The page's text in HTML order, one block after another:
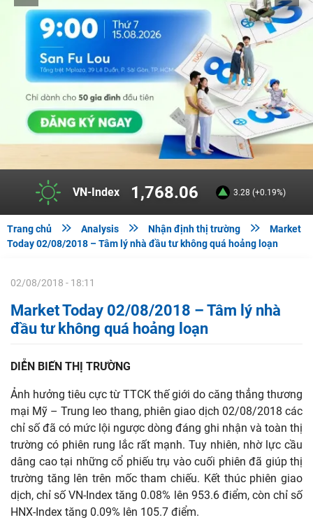
VN-Index 1,768.06 3.28 (+0.19%)
Trang chủ  Analysis  Nhận định thị trường 
Market
Today 02/08/2018 – Tâm lý nhà đầu tư không quá hoảng loạn
02/08/2018 - 18:11
Market Today 02/08/2018 – Tâm lý nhà
đầu tư không quá hoảng loạn
DIỄN BIẾN THỊ TRƯỜNG
Ảnh hưởng tiêu cực từ TTCK thế giới do căng thẳng thương
mại Mỹ – Trung leo thang, phiên giao dịch 02/08/2018 các
chỉ số đã có mức lội ngược dòng đáng ghi nhận và toàn thị
trường có phiên rung lắc rất mạnh. Tuy nhiên, nhờ lực cầu
dâng cao tại những cổ phiếu trụ vào cuối phiên đã giúp thị
trường tăng lên trên mốc tham chiếu. Kết thúc phiên giao
dịch, chỉ số VN-Index tăng 0.08% lên 953.6 điểm, còn chỉ số
HNX-Index tăng 0.09% lên 105.7 điểm.